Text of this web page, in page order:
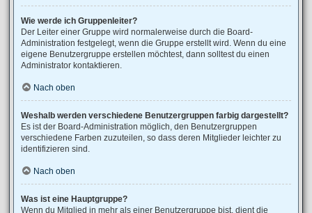
Wie werde ich Gruppenleiter?
Der Leiter einer Gruppe wird normalerweise durch die Board-
Administration festgelegt, wenn die Gruppe erstellt wird. Wenn du eine
eigene Benutzergruppe erstellen möchtest, dann solltest du einen
Administrator kontaktieren.
Nach oben
Weshalb werden verschiedene Benutzergruppen farbig dargestellt?
Es ist der Board-Administration möglich, den Benutzergruppen
verschiedene Farben zuzuteilen, so dass deren Mitglieder leichter zu
identifizieren sind.
Nach oben
Was ist eine Hauptgruppe?
Wenn du Mitglied in mehr als einer Benutzergruppe bist, dient die